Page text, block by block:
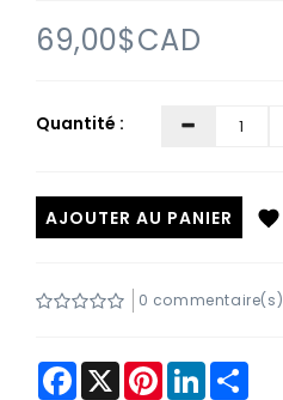
Contactez-
nous
69,00$CAD
Quantité :
AJOUTER AU PANIER
0 commentaire(s)
Facebook
X PinterestLinkedIn